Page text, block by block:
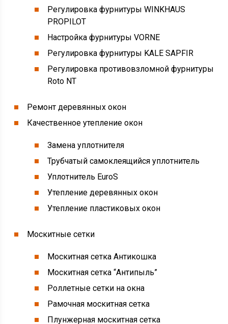
Регулировка фурнитуры WINKHAUS
PROPILOT
Настройка фурнитуры VORNE
Регулировка фурнитуры KALE SAPFIR
Регулировка противовзломной фурнитуры
Roto NT
Ремонт деревянных окон
Качественное утепление окон
Замена уплотнителя
Трубчатый самоклеящийся уплотнитель
Уплотнитель EuroS
Утепление деревянных окон
Утепление пластиковых окон
Москитные сетки
Москитная сетка Антикошка
Москитная сетка “Антипыль”
Роллетные сетки на окна
Рамочная москитная сетка
Плунжерная москитная сетка